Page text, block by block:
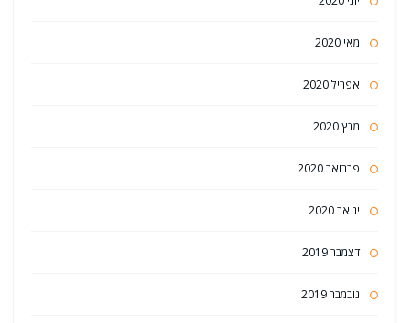
מאי 2020
אפריל 2020
מרץ 2020
פברואר 2020
ינואר 2020
דצמבר 2019
נובמבר 2019